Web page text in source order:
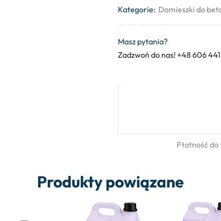
Kategorie: Domieszki do
Masz pytania?
Zadzwoń do nas! +48 606
Płatność
Produkty powiązane